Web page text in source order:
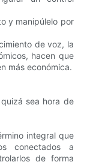
y manipúlelo por
de voz, la
hacen que
más económica.
sea hora de
integral que
conectados a
de forma